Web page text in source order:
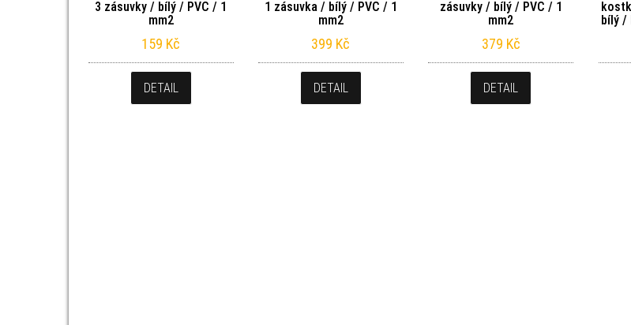
3 zásuvky / bílý / PVC / 1
mm2
159 Kč
DETAIL
1 zásuvka / bílý / PVC / 1
mm2
399 Kč
DETAIL
zásuvky / bílý / PVC / 1
mm2
379 Kč
DETAIL
bílý /